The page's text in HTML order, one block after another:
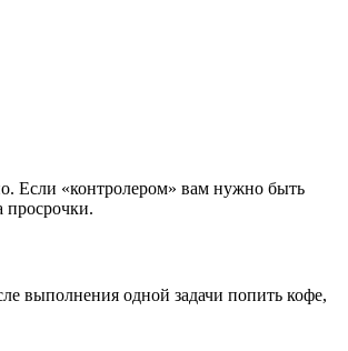
Если «контролером» вам нужно быть
просрочки.
выполнения одной задачи попить кофе,